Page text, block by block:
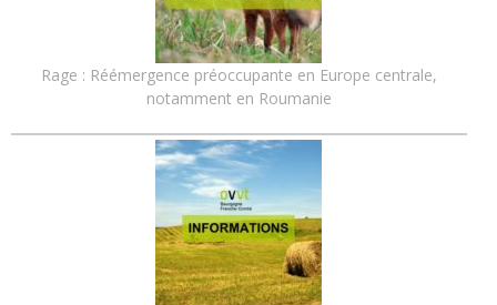
Rage : Réémergence préoccupante en Europe centrale,
notamment en Roumanie